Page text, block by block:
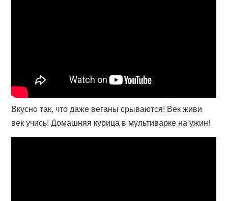
Вкусно так, что даже веганы срываются! Век живи
век учись! Домашняя курица в мультиварке на ужин!